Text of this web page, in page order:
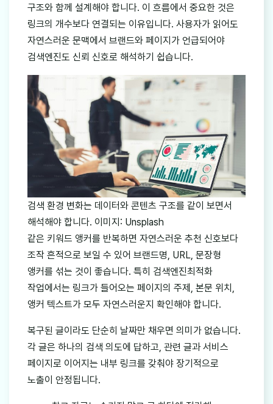
구조와 함께 설계해야 합니다. 이 흐름에서 중요한 것은
링크의 개수보다 연결되는 이유입니다. 사용자가 읽어도
자연스러운 문맥에서 브랜드와 페이지가 언급되어야
검색엔진도 신뢰 신호로 해석하기 쉽습니다.
검색 환경 변화는 데이터와 콘텐츠 구조를 같이 보면서
해석해야 합니다. 이미지: Unsplash
같은 키워드 앵커를 반복하면 자연스러운 추천 신호보다
조작 흔적으로 보일 수 있어 브랜드명, URL, 문장형
앵커를 섞는 것이 좋습니다. 특히 검색엔진최적화
작업에서는 링크가 들어오는 페이지의 주제, 본문 위치,
앵커 텍스트가 모두 자연스러운지 확인해야 합니다.
복구된 글이라도 단순히 날짜만 채우면 의미가 없습니다.
각 글은 하나의 검색 의도에 답하고, 관련 글과 서비스
페이지로 이어지는 내부 링크를 갖춰야 장기적으로
노출이 안정됩니다.